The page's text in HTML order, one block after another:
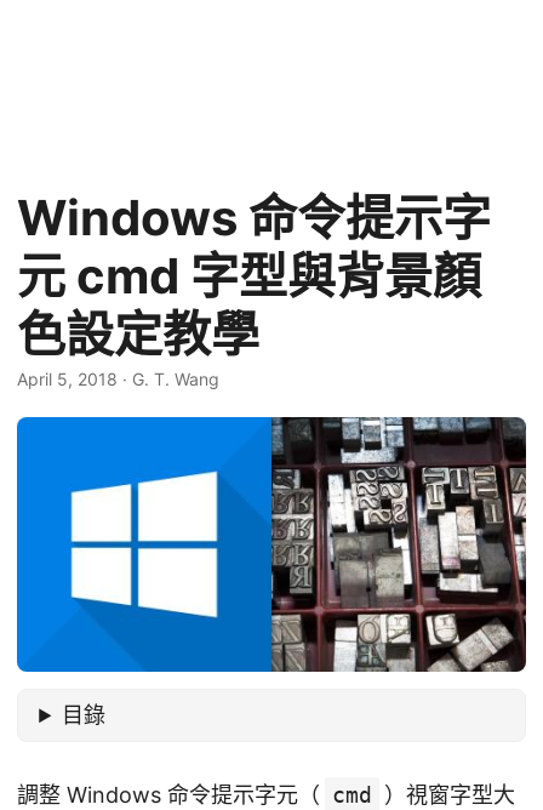
Windows 命令提示字
元 cmd 字型與背景顏
色設定教學
April 5, 2018 · G. T. Wang
目錄
調整 Windows 命令提示字元（ cmd
）視窗字型大